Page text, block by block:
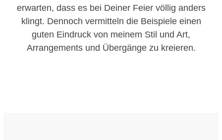
erwarten, dass es bei Deiner Feier völlig anders
klingt. Dennoch vermitteln die Beispiele einen
guten Eindruck von meinem Stil und Art,
Arrangements und Übergänge zu kreieren.